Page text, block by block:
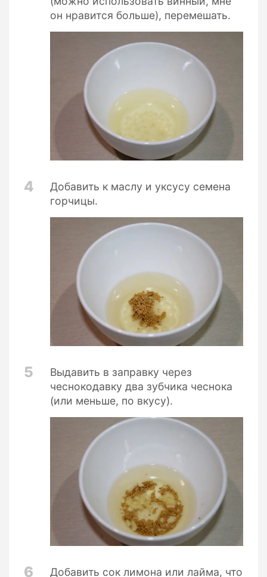
он нравится больше), перемешать.
4
Добавить к маслу и уксусу семена
горчицы.
5
Выдавить в заправку через
чеснокодавку два зубчика чеснока
(или меньше, по вкусу).
6
Добавить сок лимона или лайма, что